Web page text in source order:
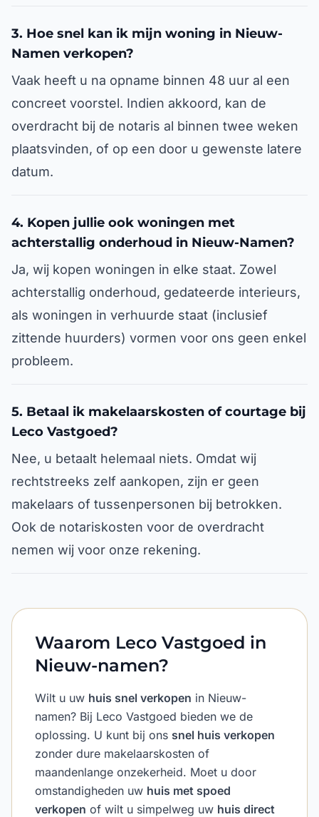
3. Hoe snel kan ik mijn woning in Nieuw-
Namen verkopen?
Vaak heeft u na opname binnen 48 uur al een
concreet voorstel. Indien akkoord, kan de
overdracht bij de notaris al binnen twee weken
plaatsvinden, of op een door u gewenste latere
datum.
4. Kopen jullie ook woningen met
achterstallig onderhoud in Nieuw-Namen?
Ja, wij kopen woningen in elke staat. Zowel
achterstallig onderhoud, gedateerde interieurs,
als woningen in verhuurde staat (inclusief
zittende huurders) vormen voor ons geen enkel
probleem.
5. Betaal ik makelaarskosten of courtage bij
Leco Vastgoed?
Nee, u betaalt helemaal niets. Omdat wij
rechtstreeks zelf aankopen, zijn er geen
makelaars of tussenpersonen bij betrokken.
Ook de notariskosten voor de overdracht
nemen wij voor onze rekening.
Waarom Leco Vastgoed in
Nieuw-namen?
Wilt u uw huis snel verkopen in Nieuw-
namen? Bij Leco Vastgoed bieden we de
oplossing. U kunt bij ons snel huis verkopen
zonder dure makelaarskosten of
maandenlange onzekerheid. Moet u door
omstandigheden uw huis met spoed
verkopen of wilt u simpelweg uw huis direct